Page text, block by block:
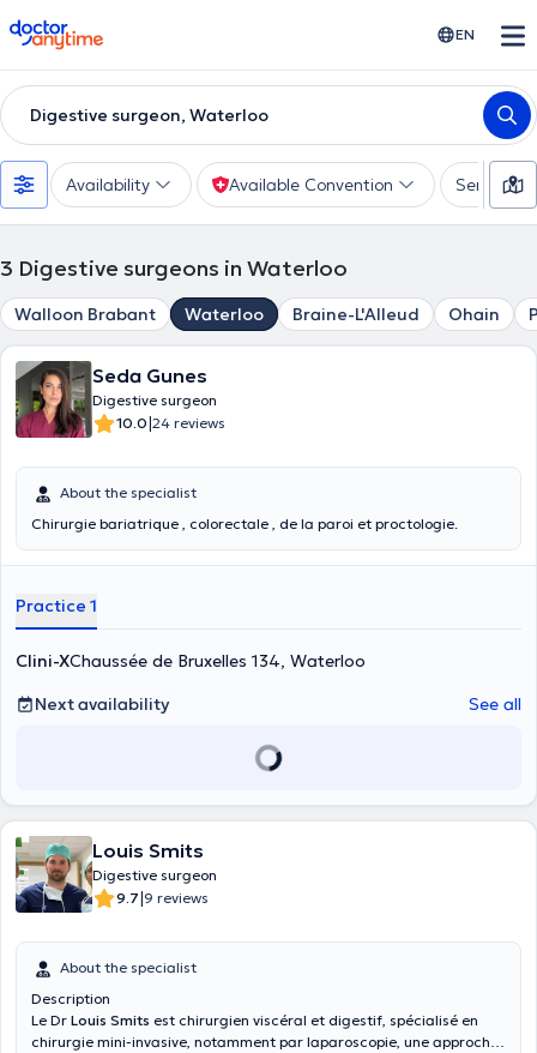
doctoranytime EN
Digestive surgeon, Waterloo
Availability Available Convention Services
3 Digestive surgeons in Waterloo
Walloon Brabant Waterloo Braine-L'Alleud Ohain
Seda Gunes
Digestive surgeon
10.0|24 reviews
About the specialist
Chirurgie bariatrique , colorectale , de la paroi et proctologie.
Practice 1
Clini-XChaussée de Bruxelles 134, Waterloo
Next availability
See all
Louis Smits
Digestive surgeon
9.7|9 reviews
About the specialist
Description
Le Dr Louis Smits est chirurgien viscéral et digestif, spécialisé en
chirurgie mini-invasive, notamment par laparoscopie, une approche